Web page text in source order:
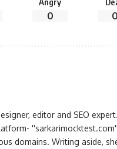
0 0
editor and SEO
domains. Writing aside,